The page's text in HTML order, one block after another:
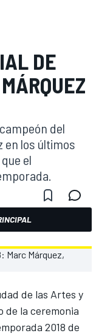
DE
del
en los últimos
el
de las Artes y
de la ceremonia
2018 de